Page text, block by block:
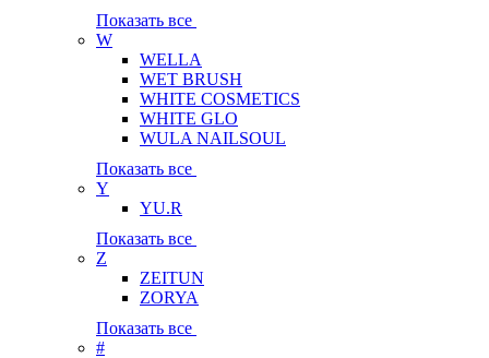
Показать все
W
WELLA
WET BRUSH
WHITE COSMETICS
WHITE GLO
WULA NAILSOUL
Показать все
Y
YU.R
Показать все
Z
ZEITUN
ZORYA
Показать все
#